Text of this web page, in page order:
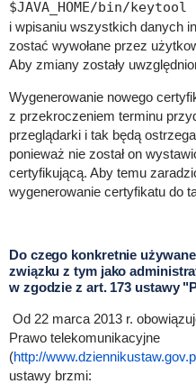
i wpisaniu wszystkich danych
zostać wywołane przez
Aby zmiany zostały
Wygenerowanie nowego
z przekroczeniem terminu
przeglądarki i tak będą
ponieważ nie został on
certyfikującą. Aby temu
wygenerowanie certyfikatu do
Do czego konkretnie
związku z tym jako
w zgodzie z art. 173 ustawy
Od 22 marca 2013 r.
Prawo telekomunikacyjne
(http://
ustawy brzmi: